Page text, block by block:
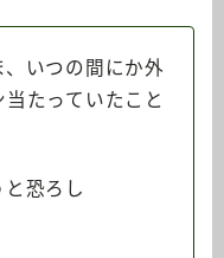
いつの間にか外
たっていたこと
恐ろし